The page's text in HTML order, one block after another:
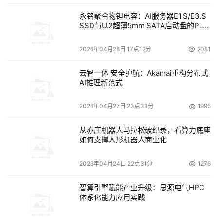
当前设备的业务状态和软硬件问题。而每个季度，新华三的
得益于U-Center安仔远程运维服务的支持，搜狗以非常轻
量级的技术团队规模，实现了对海量基础设施和数据中心的
高效管理，对每个产品全硬件生命周期的状态了如指掌。基
作，从4年前合作至今，U-Center安仔远程运维服务所纳管
的设备实现了十倍数量级的扩充，帮助搜狗在自身业务领域
目前，新华三集团已经形成了涵盖远程运维服务等六大解决
永铭聚合物钽电容：AI服务器E1.S/E3.S
SSD与U.2超薄5mm SATA启动盘的PLP
2026年04月28日 17点12分 2081
云智一体 安全护航：Akamai重构分布式
AI推理新范式
2026年04月27日 23点33分 1995
从亦庄机器人马拉松破纪录，看算力底座
如何支撑人形机器人商业化
2026年04月24日 22点31分 1276
智算引擎赋能产业升级：思源电气HPC
体系化能力应用实践